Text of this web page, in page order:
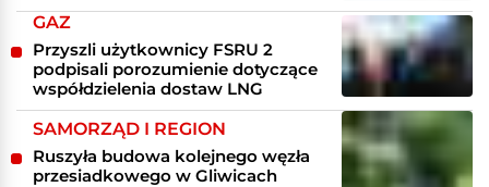
GAZ
Przyszli użytkownicy FSRU 2
podpisali porozumienie dotyczące
współdzielenia dostaw LNG
SAMORZĄD I REGION
Ruszyła budowa kolejnego węzła
przesiadkowego w Gliwicach